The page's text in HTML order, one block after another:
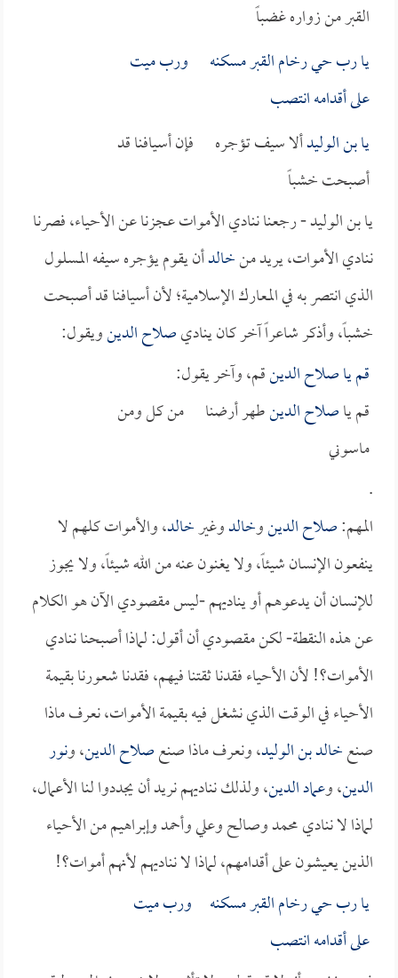
القبر من زواره غضباً
يا رب حي رخام القبر مسكنه ورب ميت
على أقدامه انتصب
يابن الوليدألا سيف تؤجره فإن أسيافنا قد
أصبحت خشباً
يا بن الوليد - رجعنا ننادي الأموات عجزنا عن الأحياء، فصرنا
ننادي الأموات، يريد منخالدأن يقوم يؤجره سيفه المسلول
الذي انتصر به في المعارك الإسلامية؛ لأن أسيافنا قد أصبحت
خشباً، وأذكر شاعراً آخر كان يناديصلاح الدينويقول:
قم ياصلاح الدينقم، وآخر يقول:
قم ياصلاح الدينطهر أرضنا من كل ومن
ماسوني
.
المهم:صلاح الدينوخالدوغيرخالد، والأموات كلهم لا
ينفعون الإنسان شيئاً، ولا يغنون عنه من الله شيئاً، ولا يجوز
للإنسان أن يدعوهم أو يناديهم -ليس مقصودي الآن هو الكلام
عن هذه النقطة- لكن مقصودي أن أقول: لماذا أصبحنا ننادي
الأموات؟! لأن الأحياء فقدنا ثقتنا فيهم، فقدنا شعورنا بقيمة
الأحياء في الوقت الذي نشغل فيه بقيمة الأموات، نعرف ماذا
صنعخالد بن الوليد، ونعرف ماذا صنعصلاح الدين، ونور
الدين، وعماد الدين، ولذلك نناديهم نريد أن يجددوا لنا الأعمال،
لماذا لا ننادي محمد وصالح وعلي وأحمد وإبراهيم من الأحياء
الذين يعيشون على أقدامهم، لماذا لا نناديهم لأنهم أموات؟!
يا رب حي رخام القبر مسكنه ورب ميت
على أقدامه انتصب